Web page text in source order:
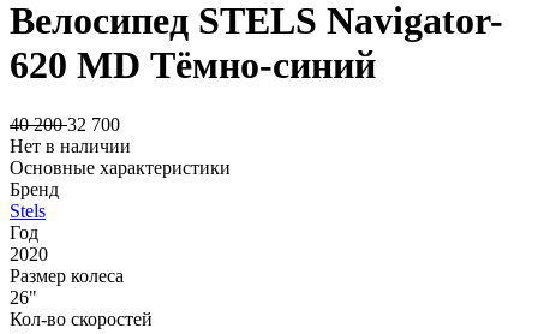
Велосипед STELS Navigator-
620 MD Тёмно-синий
40 20032 700
Нет в наличии
Основные характеристики
Бренд
Stels
Год
2020
Размер колеса
26"
Кол-во скоростей